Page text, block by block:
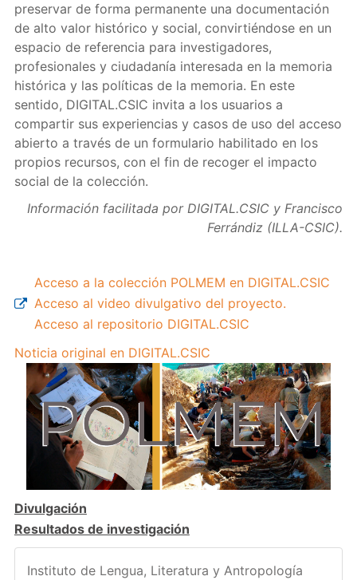
preservar de forma permanente una documentación
de alto valor histórico y social, convirtiéndose en un
espacio de referencia para investigadores,
profesionales y ciudadanía interesada en la memoria
histórica y las políticas de la memoria. En este
sentido, DIGITAL.CSIC invita a los usuarios a
compartir sus experiencias y casos de uso del acceso
abierto a través de un formulario habilitado en los
propios recursos, con el fin de recoger el impacto
social de la colección.
Información facilitada por DIGITAL.CSIC y Francisco
Ferrándiz (ILLA-CSIC).
Acceso a la colección POLMEM en DIGITAL.CSIC
Acceso al video divulgativo del proyecto.
Acceso al repositorio DIGITAL.CSIC
Noticia original en DIGITAL.CSIC
Divulgación
Resultados de investigación
Instituto de Lengua, Literatura y Antropología